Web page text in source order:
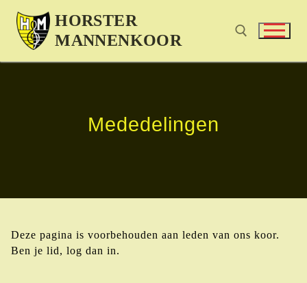
HORSTER
MANNENKOOR
Mededelingen
Deze pagina is voorbehouden aan leden van ons koor.
Ben je lid, log dan in.